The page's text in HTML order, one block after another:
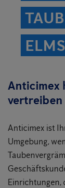
Anticimex
vertreiben
Anticimex ist
Umgebung,
Einrichtungen,